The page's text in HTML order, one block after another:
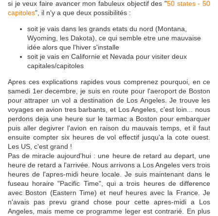
si je veux faire avancer mon fabuleux objectif des "50 states - 50
capitoles", il n'y a que deux possibilités :
soit je vais dans les grands etats du nord (Montana,
Wyoming, les Dakota), ce qui semble etre une mauvaise
idée alors que l'hiver s'installe
soit je vais en Californie et Nevada pour visiter deux
capitales/capitoles
Apres ces explications rapides vous comprenez pourquoi, en ce
samedi 1er decembre, je suis en route pour l'aeroport de Boston
pour attraper un vol a destination de Los Angeles. Je trouve les
voyages en avion tres barbants, et Los Angeles, c'est loin... nous
perdons deja une heure sur le tarmac a Boston pour embarquer
puis aller degivrer l'avion en raison du mauvais temps, et il faut
ensuite compter six heures de vol effectif jusqu'a la cote ouest.
Les US, c'est grand !
Pas de miracle aujourd'hui : une heure de retard au depart, une
heure de retard a l'arrivée. Nous arrivons a Los Angeles vers trois
heures de l'apres-midi heure locale. Je suis maintenant dans le
fuseau horaire "Pacific Time", qui a trois heures de difference
avec Boston (Eastern Time) et neuf heures avec la France. Je
n'avais pas prevu grand chose pour cette apres-midi a Los
Angeles, mais meme ce programme leger est contrarié. En plus